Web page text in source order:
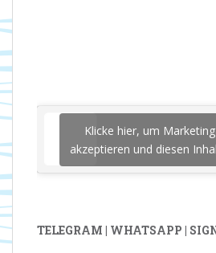
Klicke hier, um
akzeptieren und diesen
TELEGRAM | WHATSAPP |